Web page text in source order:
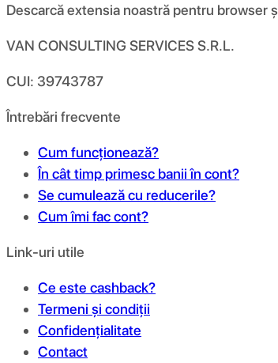
Descarcă extensia noastră pentru browser
VAN CONSULTING SERVICES S.R.L.
CUI: 39743787
Întrebări frecvente
Cum funcționează?
În cât timp primesc banii în cont?
Se cumulează cu reducerile?
Cum îmi fac cont?
Link-uri utile
Ce este cashback?
Termeni și condiții
Confidențialitate
Contact